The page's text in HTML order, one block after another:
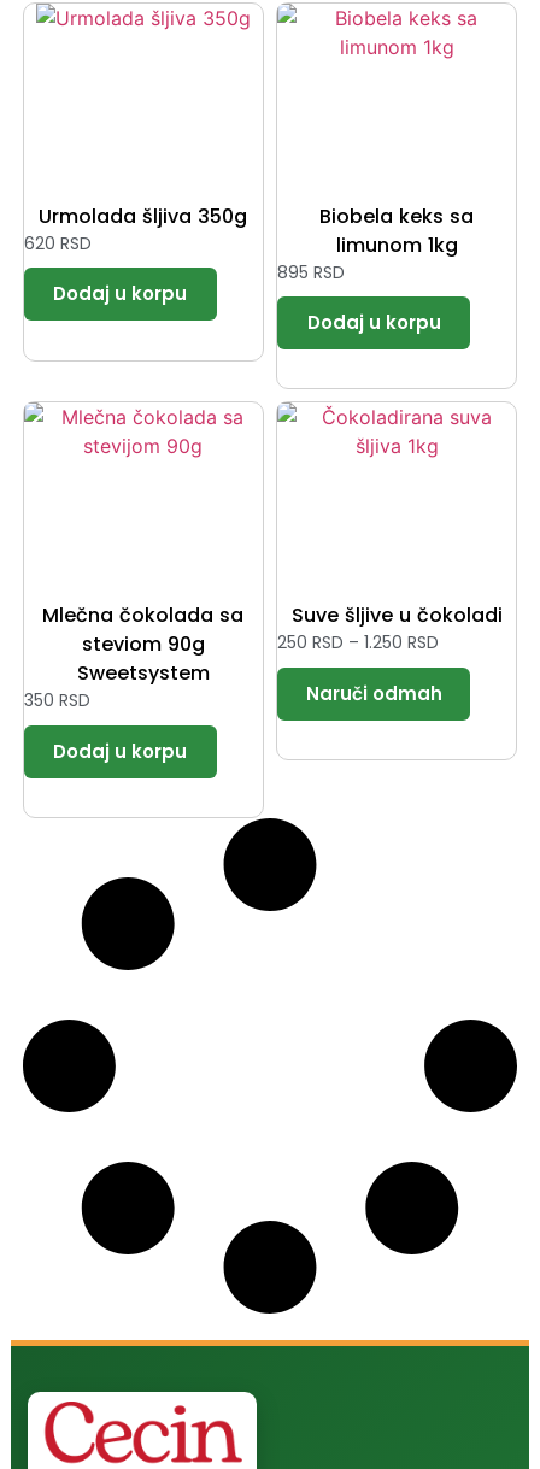
Urmolada šljiva 350g
620 RSD
Biobela keks sa
limunom 1kg
895 RSD
Mlečna čokolada sa
steviom 90g
Sweetsystem
350 RSD
Suve šljive u čokoladi
250 RSD – 1.250 RSD